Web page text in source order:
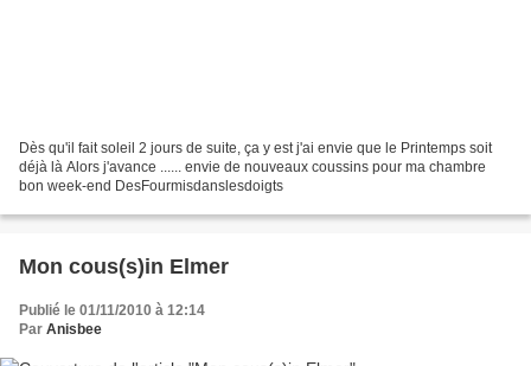
Dès qu'il fait soleil 2 jours de suite, ça y est j'ai envie que le Printemps soit
déjà là Alors j'avance ...... envie de nouveaux coussins pour ma chambre
bon week-end DesFourmisdanslesdoigts
Mon cous(s)in Elmer
Publié le 01/11/2010 à 12:14
Par Anisbee